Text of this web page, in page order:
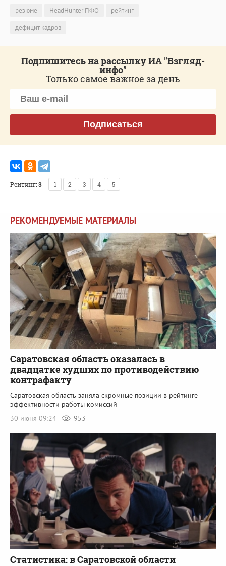
резюме HeadHunter ПФО
рейтинг
дефицит кадров
Подпишитесь на рассылку ИА "Взгляд-
инфо"
Только самое важное за день
Подписаться
Рейтинг:3 1 2 3 4 5
РЕКОМЕНДУЕМЫЕ МАТЕРИАЛЫ
Саратовская область оказалась в
двадцатке худших по противодействию
контрафакту
Саратовская область заняла скромные позиции в рейтинге
эффективности работы комиссий
30 июня 09:24
953
Статистика: в Саратовской области